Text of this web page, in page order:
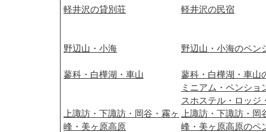
軽井沢の貸別荘 軽井沢の民宿
野辺山・小海 野辺山・小海のペン
蓼科・白樺湖・車山
蓼科・白樺湖・車山
ミニアム・ペンショ
スホステル・ロッジ
上諏訪・下諏訪・岡谷・霧ヶ
峰・美ヶ原高原
上諏訪・下諏訪・岡
峰・美ヶ原高原のペ